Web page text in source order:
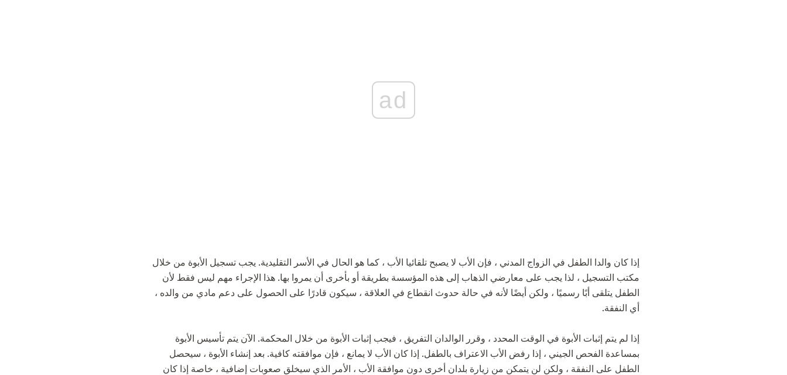
ad
إذا كان والدا الطفل في الزواج المدني ، فإن الأب لا يصبح تلقائيا الأب ، كما هو الحال في الأسر التقليدية. يجب تسجيل الأبوة من خلال
مكتب التسجيل ، لذا يجب على معارضي الذهاب إلى هذه المؤسسة بطريقة أو بأخرى أن يمروا بها. هذا الإجراء مهم ليس فقط لأن
الطفل يتلقى أبًا رسميًا ، ولكن أيضًا لأنه في حالة حدوث انقطاع في العلاقة ، سيكون قادرًا على الحصول على دعم مادي من والده ،
أي النفقة.
إذا لم يتم إثبات الأبوة في الوقت المحدد ، وقرر الوالدان التفريق ، فيجب إثبات الأبوة من خلال المحكمة. الآن يتم تأسيس الأبوة
بمساعدة الفحص الجيني ، إذا رفض الأب الاعتراف بالطفل. إذا كان الأب لا يمانع ، فإن موافقته كافية. بعد إنشاء الأبوة ، سيحصل
الطفل على النفقة ، ولكن لن يتمكن من زيارة بلدان أخرى دون موافقة الأب ، الأمر الذي سيخلق صعوبات إضافية ، خاصة إذا كان